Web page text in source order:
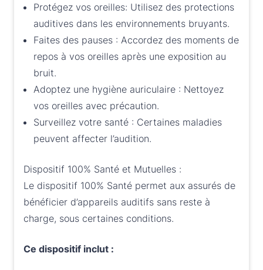
Protégez vos oreilles: Utilisez des protections
auditives dans les environnements bruyants.
Faites des pauses : Accordez des moments de
repos à vos oreilles après une exposition au
bruit.
Adoptez une hygiène auriculaire : Nettoyez
vos oreilles avec précaution.
Surveillez votre santé : Certaines maladies
peuvent affecter l’audition.
Dispositif 100% Santé et Mutuelles :
Le dispositif 100% Santé permet aux assurés de
bénéficier d’appareils auditifs sans reste à
charge, sous certaines conditions.
Ce dispositif inclut :